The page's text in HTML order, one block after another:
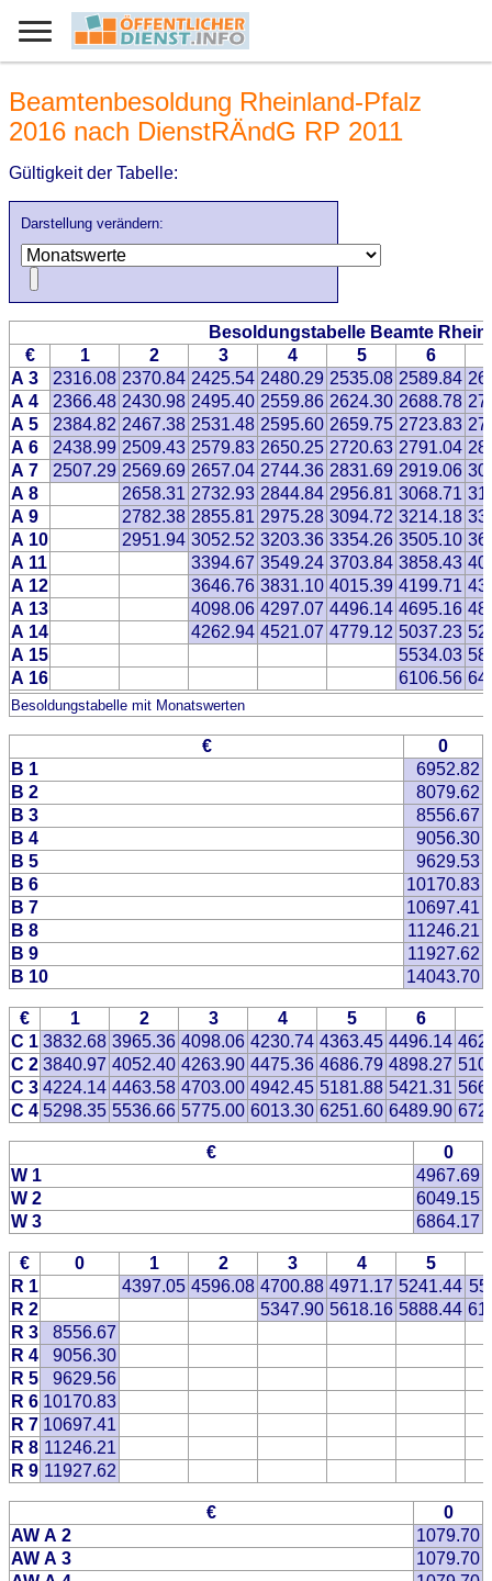
Darstellung verändern:
Beamtenbesoldung Rheinland-Pfalz
2016 nach DienstRÄndG RP 2011
Gültigkeit der Tabelle:
Besoldungstabelle Beamte
€
1 2 3 4 5
6
A 3
2316.08 2370.84 2425.54 2480.29 2535.08 2589.84
A 4
2366.48 2430.98 2495.40 2559.86 2624.30 2688.78
A 5
2384.82 2467.38 2531.48 2595.60 2659.75 2723.83
A 6
2438.99 2509.43 2579.83 2650.25 2720.63 2791.04
A 7
2507.29 2569.69 2657.04 2744.36 2831.69 2919.06
A 8
2658.31 2732.93 2844.84 2956.81 3068.71
A 9
2782.38 2855.81 2975.28 3094.72 3214.18
A 10
2951.94 3052.52 3203.36 3354.26 3505.10
A 11
3394.67 3549.24 3703.84 3858.43
A 12
3646.76 3831.10 4015.39 4199.71
A 13
4098.06 4297.07 4496.14 4695.16
A 14
4262.94 4521.07 4779.12 5037.23
A 15
5534.03
A 16
6106.56
Besoldungstabelle mit Monatswerten
€
0
B 1
6952.82
B 2
8079.62
B 3
8556.67
B 4
9056.30
B 5
9629.53
B 6
10170.83
B 7
10697.41
B 8
11246.21
B 9
11927.62
B 10
14043.70
€ 1 2 3 4 5 6
C 1 3832.68 3965.36 4098.06 4230.74 4363.45 4496.14
C 2 3840.97 4052.40 4263.90 4475.36 4686.79 4898.27
C 3 4224.14 4463.58 4703.00 4942.45 5181.88 5421.31
C 4 5298.35 5536.66 5775.00 6013.30 6251.60 6489.90
€
0
W 1
4967.69
W 2
6049.15
W 3
6864.17
€ 0 1 2 3 4
5
R 1
4397.05 4596.08 4700.88 4971.17 5241.44
R 2
5347.90 5618.16 5888.44
R 3
8556.67
R 4
9056.30
R 5
9629.56
R 6 10170.83
R 7 10697.41
R 8 11246.21
R 9 11927.62
€
0
AW A 2
1079.70
AW A 3
1079.70